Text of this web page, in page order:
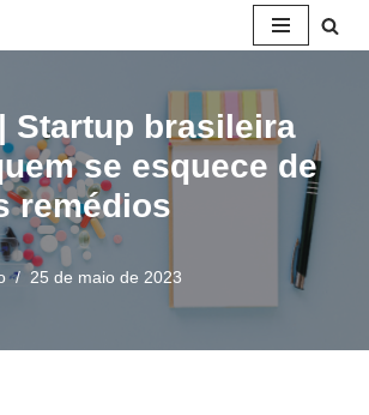
Startup brasileira
se esquece de
remédios
25 de maio de 2023